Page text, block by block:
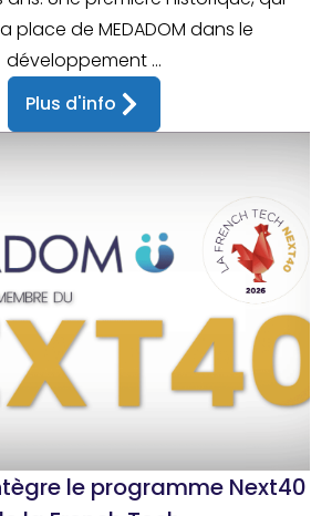
place de MEDADOM dans le
développement ...
Plus d'info
le programme Next40